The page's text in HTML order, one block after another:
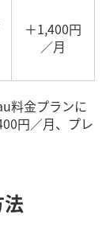
＋1,400円
／月
料金プランに
円／月、プレ